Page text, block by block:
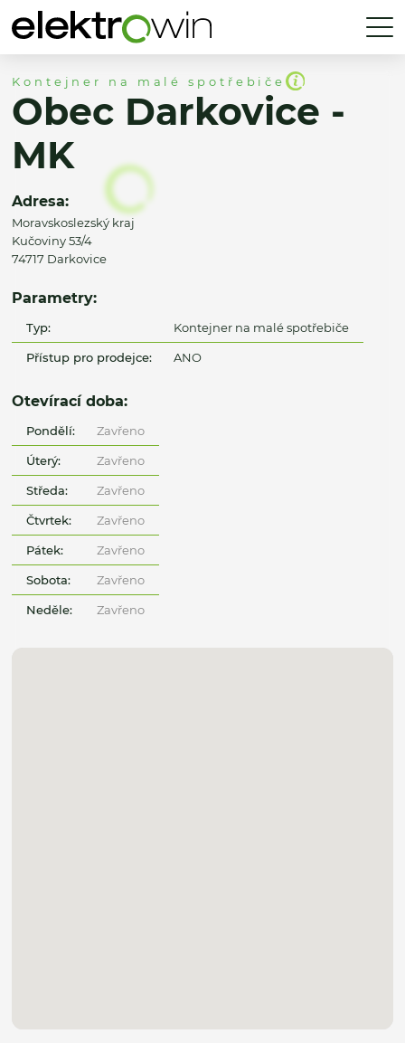
Kontejner na malé spotřebiče
Obec Darkovice -
MK
Adresa:
Moravskoslezský kraj
Kučoviny 53/4
74717 Darkovice
Parametry:
Typ: Kontejner na malé spotřebiče
Přístup pro prodejce: ANO
Otevírací doba:
Pondělí: Zavřeno
Úterý: Zavřeno
Středa: Zavřeno
Čtvrtek: Zavřeno
Pátek: Zavřeno
Sobota: Zavřeno
Neděle: Zavřeno